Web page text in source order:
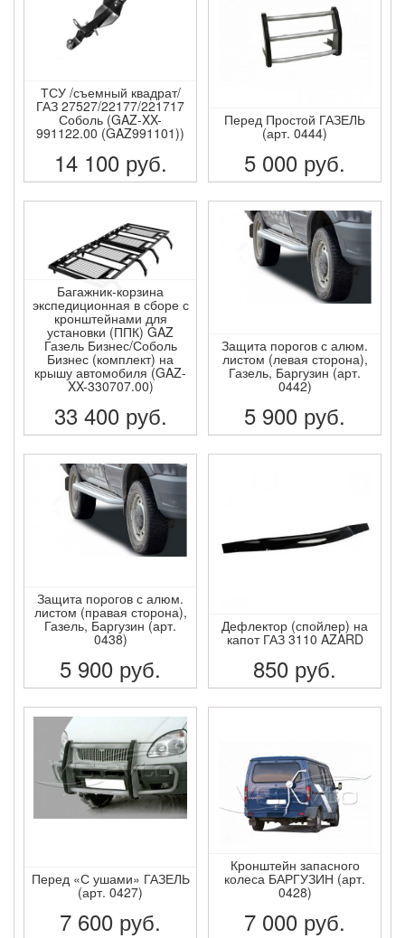
ТСУ /съемный квадрат/
ГАЗ 27527/22177/221717
Соболь (GAZ-XX-
991122.00 (GAZ991101))
14 100 руб.
ПОДРОБНЕЕ
Перед Простой ГАЗЕЛЬ
(арт. 0444)
5 000 руб.
ПОДРОБНЕЕ
Багажник-корзина
экспедиционная в сборе с
кронштейнами для
установки (ППК) GAZ
Газель Бизнес/Соболь
Бизнес (комплект) на
крышу автомобиля (GAZ-
XX-330707.00)
33 400 руб.
ПОДРОБНЕЕ
Защита порогов с алюм.
листом (левая сторона),
Газель, Баргузин (арт.
0442)
5 900 руб.
ПОДРОБНЕЕ
Защита порогов с алюм.
листом (правая сторона),
Газель, Баргузин (арт.
0438)
5 900 руб.
ПОДРОБНЕЕ
Дефлектор (спойлер) на
капот ГАЗ 3110 AZARD
850 руб.
ПОДРОБНЕЕ
Перед «С ушами» ГАЗЕЛЬ
(арт. 0427)
7 600 руб.
Кронштейн запасного
колеса БАРГУЗИН (арт.
0428)
7 000 руб.